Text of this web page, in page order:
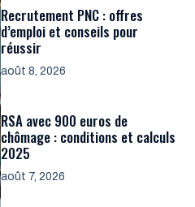
Recrutement PNC : offres
d’emploi et conseils pour
réussir
août 8, 2026
RSA avec 900 euros de
chômage : conditions et calculs
2025
août 7, 2026